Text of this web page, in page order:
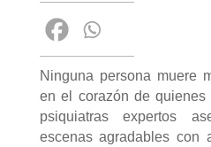
Ninguna persona muere
en el corazón de
psiquiatras expertos
escenas agradables con